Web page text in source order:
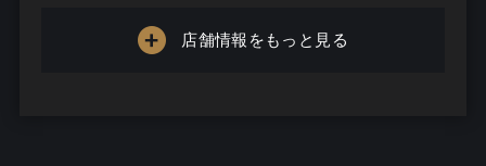
店舗情報をもっと見る